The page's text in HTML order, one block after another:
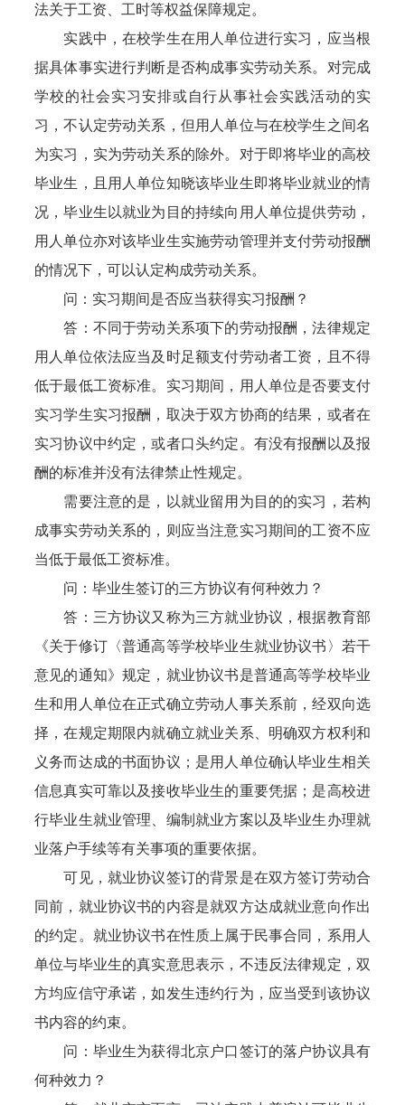
法关于工资、工时等权益保障规定。
实践中，在校学生在用人单位进行实习，应当根
据具体事实进行判断是否构成事实劳动关系。对完成
学校的社会实习安排或自行从事社会实践活动的实
习，不认定劳动关系，但用人单位与在校学生之间名
为实习，实为劳动关系的除外。对于即将毕业的高校
毕业生，且用人单位知晓该毕业生即将毕业就业的情
况，毕业生以就业为目的持续向用人单位提供劳动，
用人单位亦对该毕业生实施劳动管理并支付劳动报酬
的情况下，可以认定构成劳动关系。
问：实习期间是否应当获得实习报酬？
答：不同于劳动关系项下的劳动报酬，法律规定
用人单位依法应当及时足额支付劳动者工资，且不得
低于最低工资标准。实习期间，用人单位是否要支付
实习学生实习报酬，取决于双方协商的结果，或者在
实习协议中约定，或者口头约定。有没有报酬以及报
酬的标准并没有法律禁止性规定。
需要注意的是，以就业留用为目的的实习，若构
成事实劳动关系的，则应当注意实习期间的工资不应
当低于最低工资标准。
问：毕业生签订的三方协议有何种效力？
答：三方协议又称为三方就业协议，根据教育部
《关于修订〈普通高等学校毕业生就业协议书〉若干
意见的通知》规定，就业协议书是普通高等学校毕业
生和用人单位在正式确立劳动人事关系前，经双向选
择，在规定期限内就确立就业关系、明确双方权利和
义务而达成的书面协议；是用人单位确认毕业生相关
信息真实可靠以及接收毕业生的重要凭据；是高校进
行毕业生就业管理、编制就业方案以及毕业生办理就
业落户手续等有关事项的重要依据。
可见，就业协议签订的背景是在双方签订劳动合
同前，就业协议书的内容是就双方达成就业意向作出
的约定。就业协议书在性质上属于民事合同，系用人
单位与毕业生的真实意思表示，不违反法律规定，双
方均应信守承诺，如发生违约行为，应当受到该协议
书内容的约束。
问：毕业生为获得北京户口签订的落户协议具有
何种效力？